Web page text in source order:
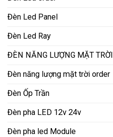
Đèn Led Panel
Đèn Led Ray
ĐÈN NĂNG LƯỢNG MẶT TRỜI
Đèn năng lượng mặt trời order
Đèn Ốp Trần
Đèn pha LED 12v 24v
Đèn pha led Module